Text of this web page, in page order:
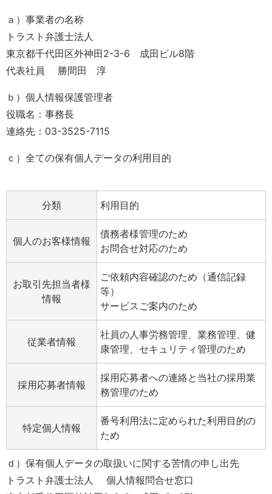
ａ）事業者の名称
トラスト弁護士法人
東京都千代田区外神田2-3-6 成田ビル8階
代表社員 勝間田 淳
ｂ）個人情報保護管理者
役職名：事務長
連絡先：03-3525-7115
ｃ）全ての保有個人データの利用目的
分類 利用目的
個人のお客様情報
債務者様管理のため
お問合せ対応のため
お取引先担当者様
情報
ご依頼内容確認のため（通信記録
等）
サービスご案内のため
従業者情報
社員の人事労務管理、業務管理、健
康管理、セキュリティ管理のため
採用応募者情報
採用応募者への連絡と当社の採用業
務管理のため
特定個人情報
番号利用法に定められた利用目的の
ため
ｄ）保有個人データの取扱いに関する苦情の申し出先
トラスト弁護士法人 個人情報問合せ窓口